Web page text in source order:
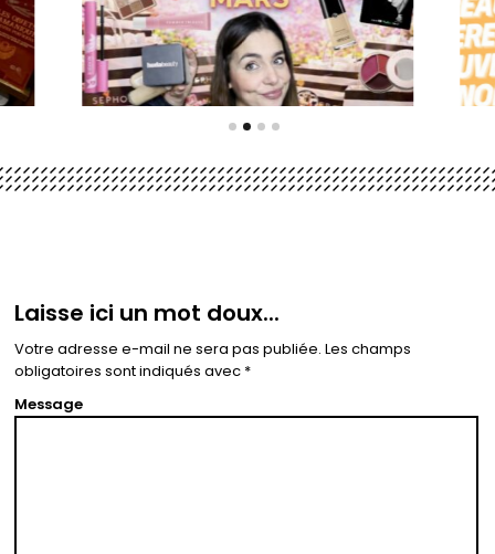
Laisse ici un mot doux...
Votre adresse e-mail ne sera pas publiée. Les champs
obligatoires sont indiqués avec *
Message